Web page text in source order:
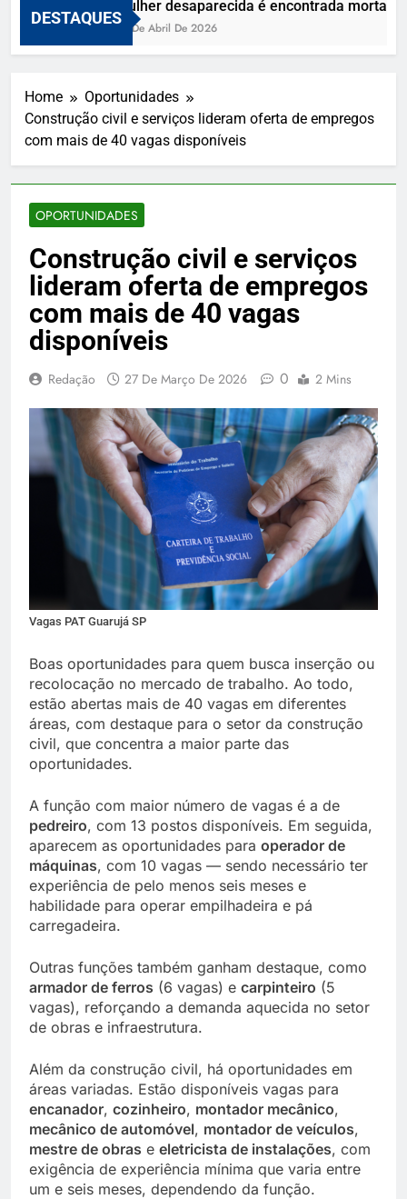
DESTAQUES
Mulher desaparecida é encontrada morta e
10 De Abril De 2026
Home
Oportunidades
Construção civil e serviços lideram oferta de empregos
com mais de 40 vagas disponíveis
OPORTUNIDADES
Construção civil e serviços
lideram oferta de empregos
com mais de 40 vagas
disponíveis
Redação 27 De Março De 2026 0 2 Mins
Vagas PAT Guarujá SP
Boas oportunidades para quem busca inserção ou
recolocação no mercado de trabalho. Ao todo,
estão abertas mais de 40 vagas em diferentes
áreas, com destaque para o setor da construção
civil, que concentra a maior parte das
oportunidades.
A função com maior número de vagas é a de
pedreiro, com 13 postos disponíveis. Em seguida,
aparecem as oportunidades para operador de
máquinas, com 10 vagas — sendo necessário ter
experiência de pelo menos seis meses e
habilidade para operar empilhadeira e pá
carregadeira.
Outras funções também ganham destaque, como
armador de ferros (6 vagas) e carpinteiro (5
vagas), reforçando a demanda aquecida no setor
de obras e infraestrutura.
Além da construção civil, há oportunidades em
áreas variadas. Estão disponíveis vagas para
encanador, cozinheiro, montador mecânico,
mecânico de automóvel, montador de veículos,
mestre de obras e eletricista de instalações, com
exigência de experiência mínima que varia entre
um e seis meses, dependendo da função.